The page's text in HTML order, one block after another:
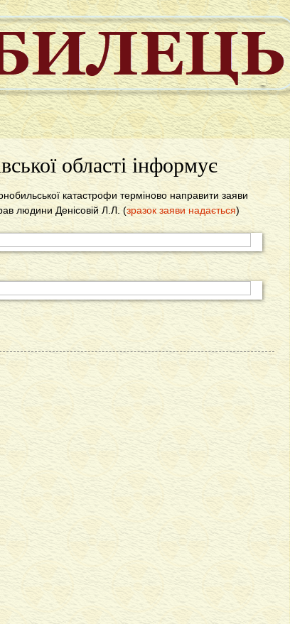
області інформує
катастрофи терміново направити заяви
людини Денісовій Л.Л. (зразок заяви надається)